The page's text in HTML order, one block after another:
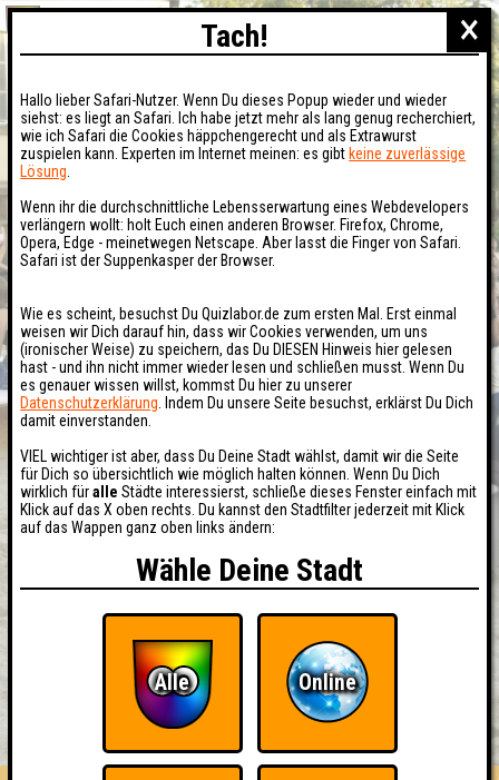
HIGHSCORE RESERVIERUNG
FAQ ÜBER UNS
×
Tach!
Hallo lieber Safari-Nutzer. Wenn Du dieses Popup wieder und wieder
siehst: es liegt an Safari. Ich habe jetzt mehr als lang genug recherchiert,
wie ich Safari die Cookies häppchengerecht und als Extrawurst
zuspielen kann. Experten im Internet meinen: es gibt keine zuverlässige
Lösung
Wenn ihr die durchschnittliche Lebensserwartung eines Webdevelopers
verlängern wollt: holt Euch einen anderen Browser. Firefox, Chrome,
Opera, Edge - meinetwegen Netscape. Aber lasst die Finger von Safari.
Safari ist der Suppenkasper der Browser.
Wie es scheint, besuchst Du Quizlabor.de zum ersten Mal. Erst einmal
weisen wir Dich darauf hin, dass wir Cookies verwenden, um uns
(ironischer Weise) zu speichern, das Du DIESEN Hinweis hier gelesen
hast - und ihn nicht immer wieder lesen und schließen musst. Wenn Du
es genauer wissen willst, kommst Du hier zu unserer
Datenschutzerklärung . Indem Du unsere Seite besuchst, erklärst Du Dich
damit einverstanden.
VIEL wichtiger ist aber, dass Du Deine Stadt wählst, damit wir die Seite
für Dich so übersichtlich wie möglich halten können. Wenn Du Dich
wirklich füralle Städte interessierst, schließe dieses Fenster einfach mit
Klick auf das X oben rechts. Du kannst den Stadtfilter jederzeit mit Klick
auf das Wappen ganz oben links ändern:
Wähle Deine Stadt
Alle Online